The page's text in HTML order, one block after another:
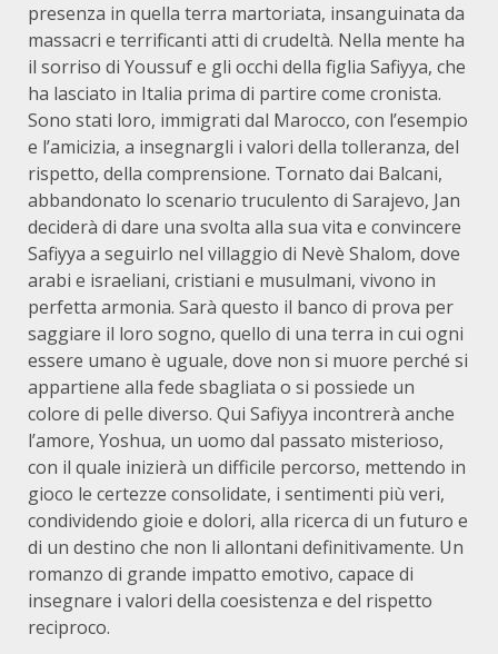
presenza in quella terra martoriata, insanguinata da
massacri e terrificanti atti di crudeltà. Nella mente ha
il sorriso di Youssuf e gli occhi della figlia Safiyya, che
ha lasciato in Italia prima di partire come cronista.
Sono stati loro, immigrati dal Marocco, con l’esempio
e l’amicizia, a insegnargli i valori della tolleranza, del
rispetto, della comprensione. Tornato dai Balcani,
abbandonato lo scenario truculento di Sarajevo, Jan
deciderà di dare una svolta alla sua vita e convincere
Safiyya a seguirlo nel villaggio di Nevè Shalom, dove
arabi e israeliani, cristiani e musulmani, vivono in
perfetta armonia. Sarà questo il banco di prova per
saggiare il loro sogno, quello di una terra in cui ogni
essere umano è uguale, dove non si muore perché si
appartiene alla fede sbagliata o si possiede un
colore di pelle diverso. Qui Safiyya incontrerà anche
l’amore, Yoshua, un uomo dal passato misterioso,
con il quale inizierà un difficile percorso, mettendo in
gioco le certezze consolidate, i sentimenti più veri,
condividendo gioie e dolori, alla ricerca di un futuro e
di un destino che non li allontani definitivamente. Un
romanzo di grande impatto emotivo, capace di
insegnare i valori della coesistenza e del rispetto
reciproco.